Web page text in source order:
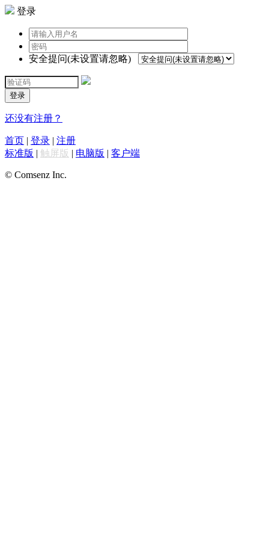
登录
安全提问(未设置请忽略)
登录
还没有注册？
首页 | 登录 | 注册
标准版 | 触屏版 | 电脑版 | 客户端
© Comsenz Inc.